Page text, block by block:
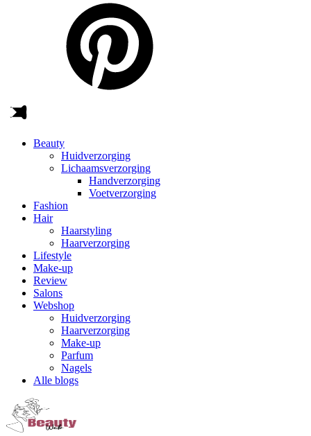
Beauty
Huidverzorging
Lichaamsverzorging
Handverzorging
Voetverzorging
Fashion
Hair
Haarstyling
Haarverzorging
Lifestyle
Make-up
Review
Salons
Webshop
Huidverzorging
Haarverzorging
Make-up
Parfum
Nagels
Alle blogs